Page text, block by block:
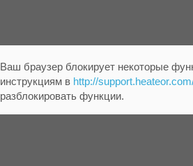
Ваш браузер блокирует некоторые
инструкциям в http://
разблокировать функции.